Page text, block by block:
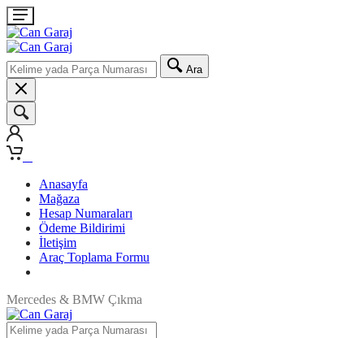
Ara
Anasayfa
Mağaza
Hesap Numaraları
Ödeme Bildirimi
İletişim
Araç Toplama Formu
Mercedes & BMW Çıkma